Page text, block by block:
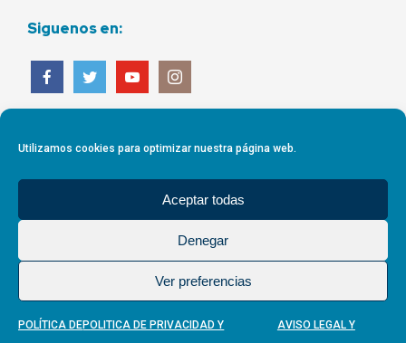
Utilizamos cookies para optimizar nuestra página web.
Aceptar todas
Denegar
Ver preferencias
POLÍTICA DEPOLITICA DE PRIVACIDAD Y AVISO LEGAL Y
Siguenos en: